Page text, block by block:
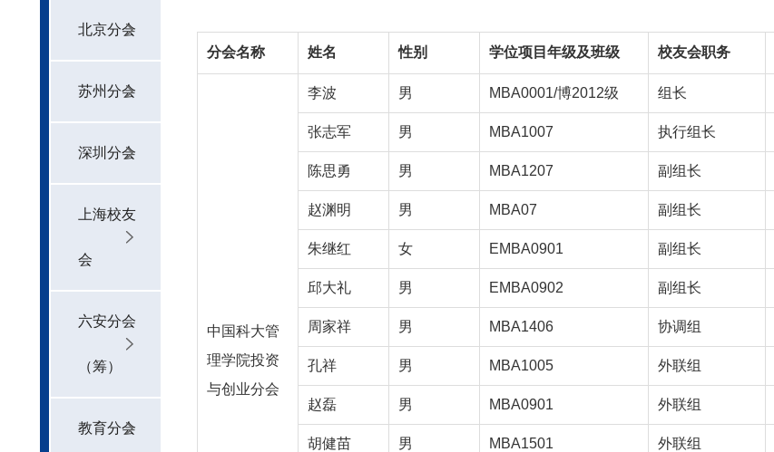
组织
北京分会
苏州分会
深圳分会
上海校友
会
六安分会
（筹）
教育分会
分会名称 姓名 性别 学位项目年级及班级 校友会职务
中国科大管
理学院投资
与创业分会
李波 男 MBA0001/博2012级 组长
张志军 男 MBA1007 执行组长
陈思勇 男 MBA1207 副组长
赵渊明 男 MBA07 副组长
朱继红 女 EMBA0901 副组长
邱大礼 男 EMBA0902 副组长
周家祥 男 MBA1406 协调组
孔祥 男 MBA1005 外联组
赵磊 男 MBA0901 外联组
胡健苗 男 MBA1501 外联组